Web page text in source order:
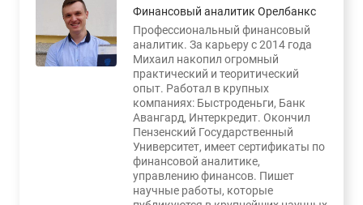
Финансовый аналитик Орелбанкс
Профессиональный финансовый
аналитик. За карьеру с 2014 года
Михаил накопил огромный
практический и теоритический
опыт. Работал в крупных
компаниях: Быстроденьги, Банк
Авангард, Интеркредит. Окончил
Пензенский Государственный
Университет, имеет сертификаты по
финансовой аналитике,
управлению финансов. Пишет
научные работы, которые